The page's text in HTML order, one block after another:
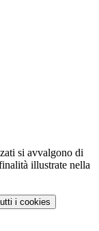
si avvalgono di
illustrate nella
i cookies